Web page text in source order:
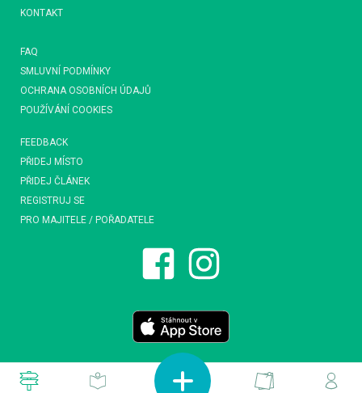
KONTAKT
FAQ
SMLUVNÍ PODMÍNKY
OCHRANA OSOBNÍCH ÚDAJŮ
POUŽÍVÁNÍ COOKIES
FEEDBACK
PŘIDEJ MÍSTO
PŘIDEJ ČLÁNEK
REGISTRUJ SE
PRO MAJITELE / POŘADATELE